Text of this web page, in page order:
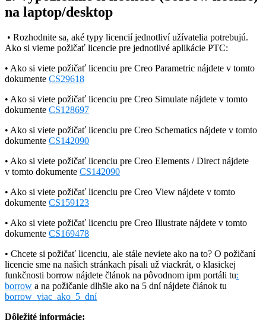
na laptop/desktop
• Rozhodnite sa, aké typy licencií jednotliví užívatelia potrebujú.
Ako si vieme požičať licencie pre jednotlivé aplikácie PTC:
• Ako si viete požičať licenciu pre Creo Parametric nájdete v tomto
dokumente CS29618
• Ako si viete požičať licenciu pre Creo Simulate nájdete v tomto
dokumente CS128697
• Ako si viete požičať licenciu pre Creo Schematics nájdete v tomto
dokumente CS142090
• Ako si viete požičať licenciu pre Creo Elements / Direct nájdete
v tomto dokumente CS142090
• Ako si viete požičať licenciu pre Creo View nájdete v tomto
dokumente CS159123
• Ako si viete požičať licenciu pre Creo Illustrate nájdete v tomto
dokumente CS169478
• Chcete si požičať licenciu, ale stále neviete ako na to? O požičaní
licencie sme na našich stránkach písali už viackrát, o klasickej
funkčnosti borrow nájdete článok na pôvodnom ipm portáli tu:
borrow a na požičanie dlhšie ako na 5 dní nájdete článok tu
borrow_viac_ako_5_dní
Dôležité informácie: